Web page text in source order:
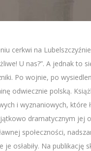
cerkwi na
U nas?”. A jednak to
Po wojnie, po
odwiecznie polską.
i wyznaniowych, które
dramatycznym jej
społeczności,
je osłabiły. Na